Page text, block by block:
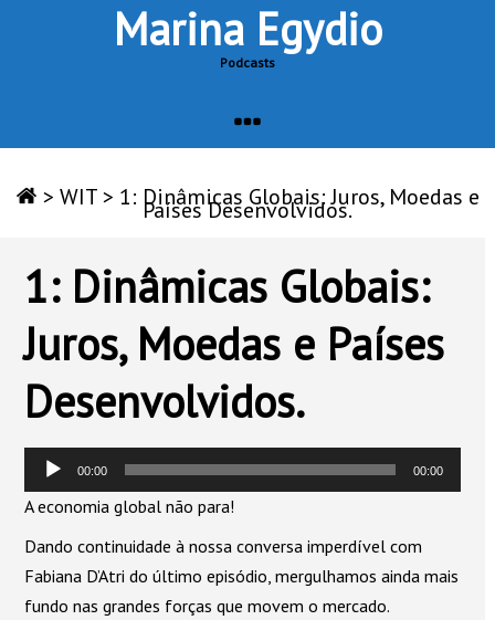
Marina Egydio
Podcasts
> WIT> 1: Dinâmicas Globais: Juros, Moedas e
Países Desenvolvidos.
1: Dinâmicas Globais:
Juros, Moedas e Países
Desenvolvidos.
Tocador
de
áudio
00:00 00:00
A economia global não para!
Dando continuidade à nossa conversa imperdível com
Fabiana D’Atri do último episódio, mergulhamos ainda mais
fundo nas grandes forças que movem o mercado.